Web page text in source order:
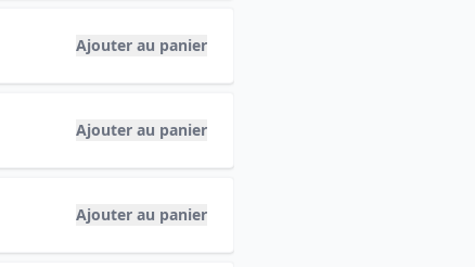
Ajouter au panier
Ajouter au panier
Ajouter au panier